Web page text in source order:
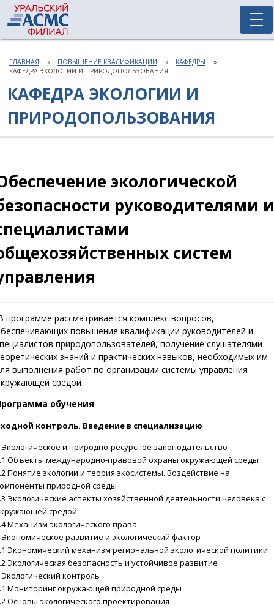
ГЛАВНАЯ ПОВЫШЕНИЕ КВАЛИФИКАЦИИ
КАФЕДРЫ
КАФЕДРА ЭКОЛОГИИ И ПРИРОДОПОЛЬЗОВАНИЯ
КАФЕДРА ЭКОЛОГИИ И
ПРИРОДОПОЛЬЗОВАНИЯ
экологической
руководителями и
систем
программе рассматривается комплекс вопросов,
повышение квалификации руководителей и
природопользователей, получение слушателями
знаний и практических навыков, необходимых им
выполнения работ по организации системы управления
средой
обучения
контроль. Введение в специализацию
Экологическое и природно-ресурсное законодательство
Объекты международно-правовой охраны окружающей среды
Понятие экологии и теория экосистемы. Воздействие на
природной среды
Экологические аспекты хозяйственной деятельности человека с
средой
Механизм экологического права
Экономическое развитие и экологический фактор
Экономический механизм региональной экологической политики
Экологическая безопасность и устойчивое развитие
Экологический контроль
Мониторинг окружающей природной среды
Основы экологического проектирования